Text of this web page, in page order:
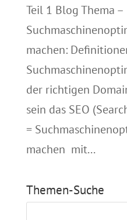
Teil 1 Blog Thema –
machen:
der richtigen
sein das SEO
=
machen mit...
Themen-Suche